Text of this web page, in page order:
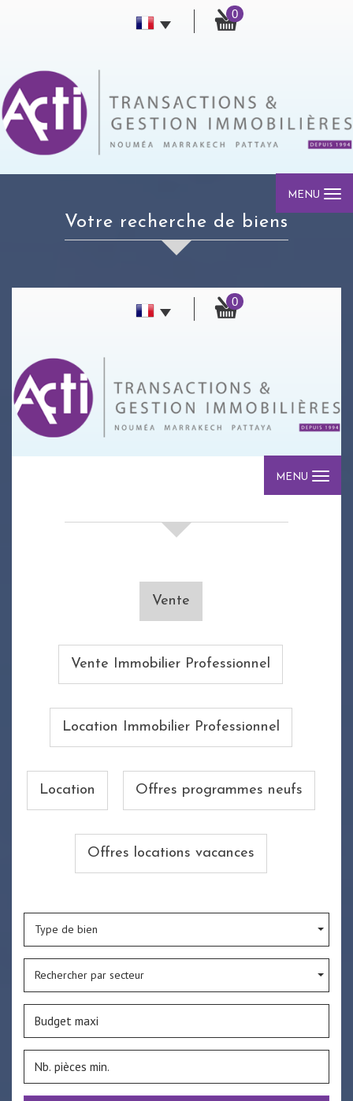
0
MENU
votre recherche de biens
0
MENU
Vente
Vente Immobilier Professionnel
Location Immobilier Professionnel
Location Offres programmes neufs
Offres locations vacances
Type de bien
Rechercher par secteur